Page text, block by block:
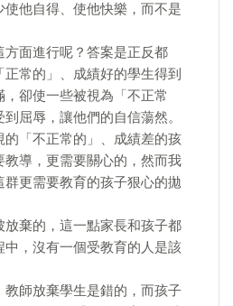
他自得、使他快樂，而不是
面進行呢？答案是正反都
常的」、成績好的學生得到
卻使一些被視為「不正常
屈辱，讓他們的自信蕩然。
「不正常的」、成績差的孩
導，更需要關心的，然而我
更需要教育的孩子狠心的拋
棄的，這一點家長和孩子都
，沒有一個受教育的人是該
師放棄學生是錯的，而孩子